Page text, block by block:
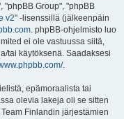
"phpBB Group", "phpBB
v2" -lisenssillä (jälkeenpäin
. phpBB-ohjelmisto luo
ei ole vastuussa siitä,
tai käytöksenä. Saadaksesi
.
epämoraalista tai
olevia lakeja oli se sitten
Finlandin järjestämien